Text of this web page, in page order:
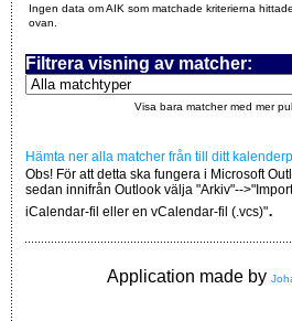
Ingen data om AIK som matchade kriterierna
ovan.
Filtrera visning av matcher:
Visa bara matcher med mer
Hämta ner alla matcher från till ditt
Obs! För att detta ska fungera i Microsoft
sedan innifrån Outlook välja "Arkiv"--
iCalendar-fil eller en vCalendar-fil (.vcs)".
Application made by